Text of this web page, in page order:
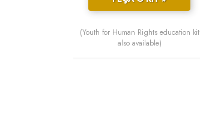
(Youth for Human Rights education kit
also available)